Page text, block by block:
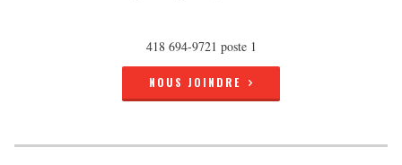
418 694-9721 poste 1
NOUS JOINDRE